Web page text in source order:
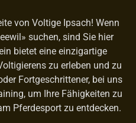
von Voltige Ipsach! Wenn
suchen, sind Sie hier
bietet eine einzigartige
zu erleben und zu
Fortgeschrittener, bei uns
um Ihre Fähigkeiten zu
Pferdesport zu entdecken.